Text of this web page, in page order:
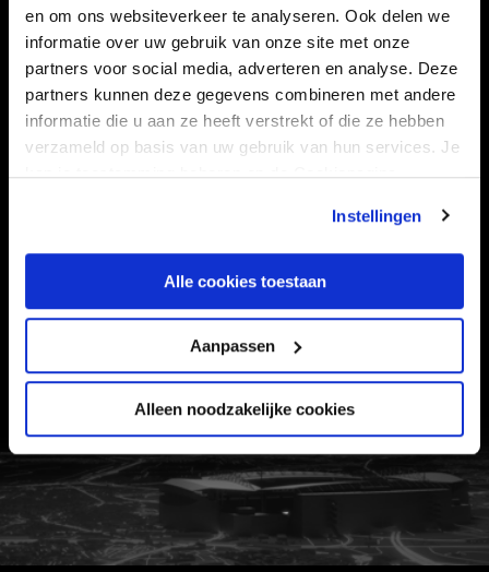
en om ons websiteverkeer te analyseren. Ook delen we
informatie over uw gebruik van onze site met onze
partners voor social media, adverteren en analyse. Deze
partners kunnen deze gegevens combineren met andere
informatie die u aan ze heeft verstrekt of die ze hebben
verzameld op basis van uw gebruik van hun services. Je
kan je toestemming beheren op de Cookiepagina.
Instellingen
Alle cookies toestaan
Aanpassen
Alleen noodzakelijke cookies
CLUB
TEAMS
STADION
SUPPORTERS
FOUNDATION
KAARTVERKOOP
BUSINESS
VEELGESTELDE VRAGEN
CONTACT
FC Utrecht<br>vanuit<br>het